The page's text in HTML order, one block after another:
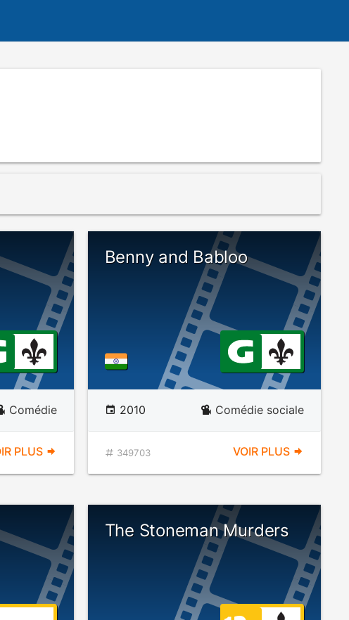
Comédie
PLUS
Benny and Babloo
2010 Comédie sociale
349703 VOIR PLUS
The Stoneman Murders